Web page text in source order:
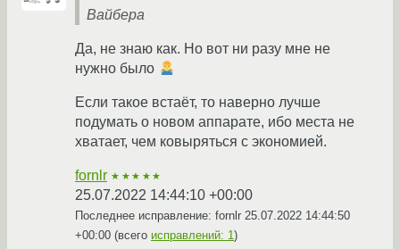
Вайбера
Да, не знаю как. Но вот ни разу мне не
нужно было
Если такое встаёт, то наверно лучше
подумать о новом аппарате, ибо места не
хватает, чем ковыряться с экономией.
fornlr ★★★★★
25.07.2022 14:44:10 +00:00
Последнее исправление: fornlr 25.07.2022 14:44:50
+00:00 (всего исправлений: 1)